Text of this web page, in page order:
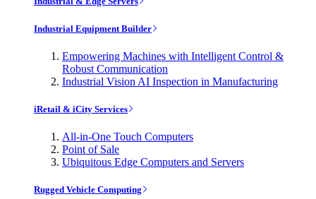
Industrial Equipment Builder
Empowering Machines with Intelligent Control &
Robust Communication
Industrial Vision AI Inspection in Manufacturing
iRetail & iCity Services
All-in-One Touch Computers
Point of Sale
Ubiquitous Edge Computers and Servers
Rugged Vehicle Computing